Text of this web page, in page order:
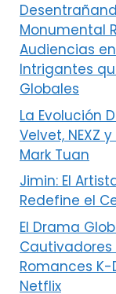
Monumental
Audiencias
Intrigantes
Globales
La Evolución
Velvet, NEXZ
Mark Tuan
Jimin: El
Redefine el
El Drama
Romances
Netflix